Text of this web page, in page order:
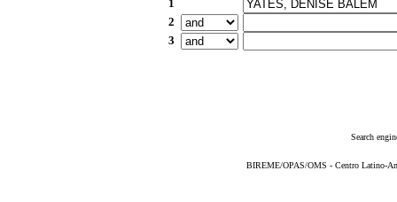
1
2
3
Search
BIREME/OPAS/OMS - Centro Latino-